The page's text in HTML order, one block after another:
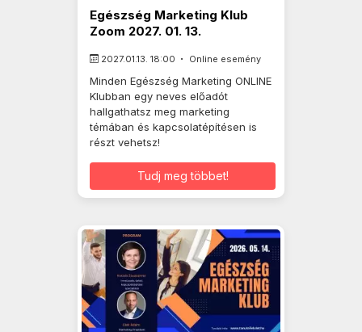
Egészség Marketing Klub
Zoom 2027. 01. 13.
2027.01.13. 18:00 Online esemény
Minden Egészség Marketing ONLINE
Klubban egy neves előadót
hallgathatsz meg marketing
témában és kapcsolatépítésen is
részt vehetsz!
Tudj meg többet!